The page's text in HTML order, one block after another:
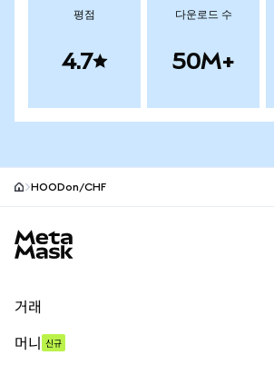
평점
4.7
다운로드 수
50M+
HOODon/CHF
거래
머니 신규